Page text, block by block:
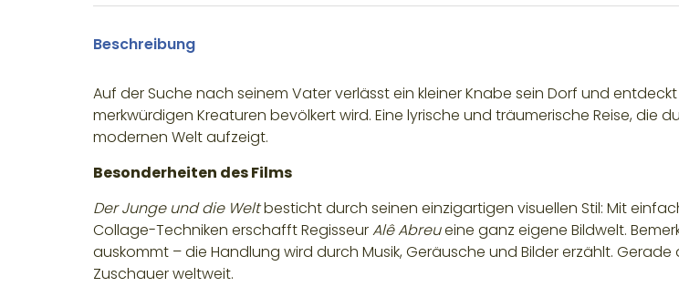
Beschreibung
Auf der Suche nach seinem Vater verlässt ein kleiner Knabe sein Dorf und
merkwürdigen Kreaturen bevölkert wird. Eine lyrische und träumerische Reise, die
modernen Welt aufzeigt.
Besonderheiten des Films
Der Junge und die Weltbesticht durch seinen einzigartigen visuellen Stil: Mit
Collage-Techniken erschafft RegisseurAlê Abreueine ganz eigene Bildwelt.
auskommt – die Handlung wird durch Musik, Geräusche und Bilder erzählt.
Zuschauer weltweit.